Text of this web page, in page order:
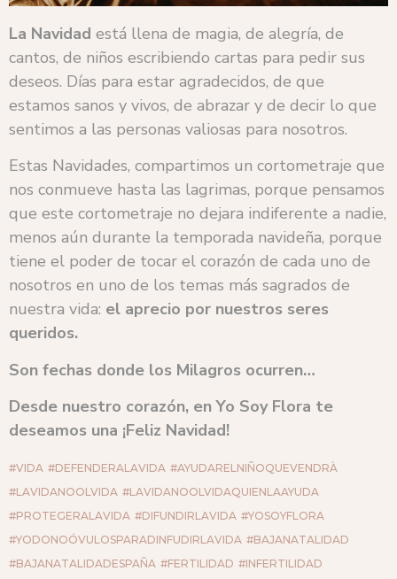
La Navidad está llena de magia, de alegría, de
cantos, de niños escribiendo cartas para pedir sus
deseos. Días para estar agradecidos, de que
estamos sanos y vivos, de abrazar y de decir lo que
sentimos a las personas valiosas para nosotros.
Estas Navidades, compartimos un cortometraje que
nos conmueve hasta las lagrimas, porque pensamos
que este cortometraje no dejara indiferente a nadie,
menos aún durante la temporada navideña, porque
tiene el poder de tocar el corazón de cada uno de
nosotros en uno de los temas más sagrados de
nuestra vida: el aprecio por nuestros seres
queridos.
Son fechas donde los Milagros ocurren…
Desde nuestro corazón, en Yo Soy Flora te
deseamos una ¡Feliz Navidad!
#VIDA #DEFENDERALAVIDA #AYUDARELNIÑOQUEVENDRÀ
#LAVIDANOOLVIDA #LAVIDANOOLVIDAQUIENLAAYUDA
#PROTEGERALAVIDA #DIFUNDIRLAVIDA #YOSOYFLORA
#YODONOÓVULOSPARADINFUDIRLAVIDA #BAJANATALIDAD
#BAJANATALIDADESPAÑA #FERTILIDAD #INFERTILIDAD